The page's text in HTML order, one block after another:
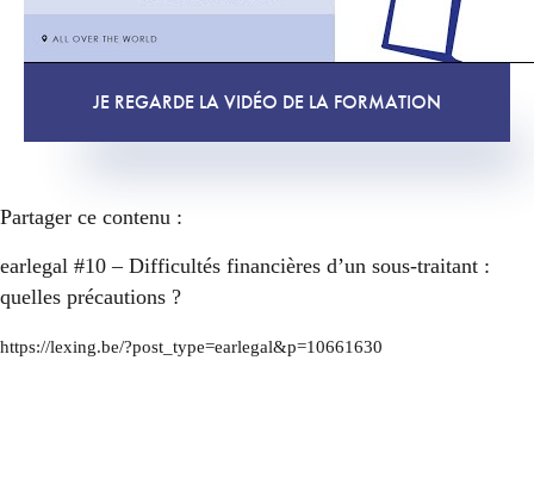
JE REGARDE LA VIDÉO DE LA FORMATION
Partager ce contenu :
earlegal #10 – Difficultés financières d’un sous-traitant :
quelles précautions ?
https://lexing.be/?post_type=earlegal&p=10661630